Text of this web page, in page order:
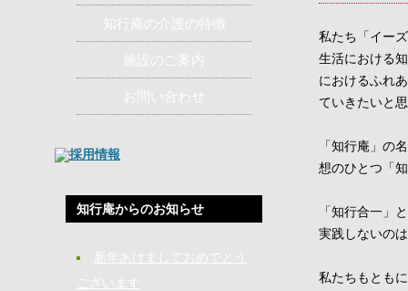
私たち「イー
生活における
におけるふれ
ていきたいと
「知行庵」の
想のひとつ「
「知行合一」
実践しないの
私たちもとも
知行庵の介護の特徴
施設のご案内
お問い合わせ
知行庵からのお知らせ
新年あけましておめでとう
ございます